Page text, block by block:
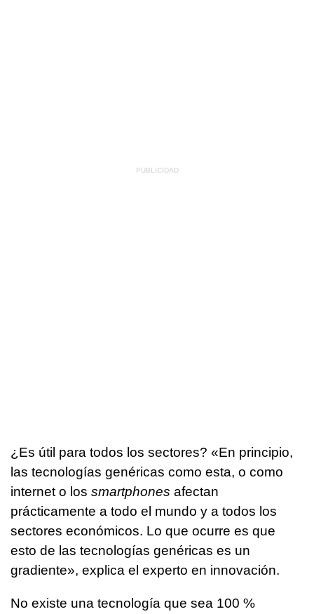
¿Es útil para todos los sectores? «En principio,
las tecnologías genéricas como esta, o como
internet o los smartphones afectan
prácticamente a todo el mundo y a todos los
sectores económicos. Lo que ocurre es que
esto de las tecnologías genéricas es un
gradiente», explica el experto en innovación.
No existe una tecnología que sea 100 %